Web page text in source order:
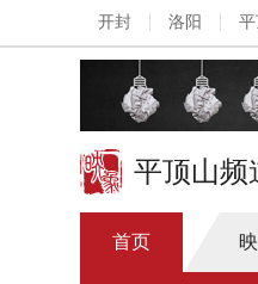
开封 洛阳
平顶山频
首页